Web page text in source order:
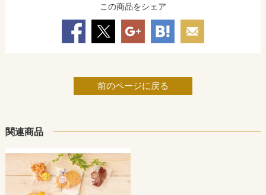
この商品をシェア
前のページに戻る
関連商品